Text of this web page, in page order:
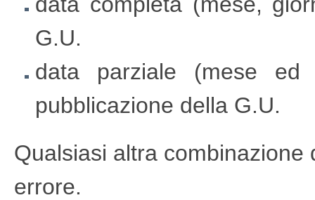
G.U.
data parziale (mese
pubblicazione della G.U.
Qualsiasi altra
errore.